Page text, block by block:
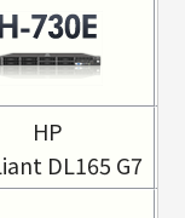
HP
DL165 G7